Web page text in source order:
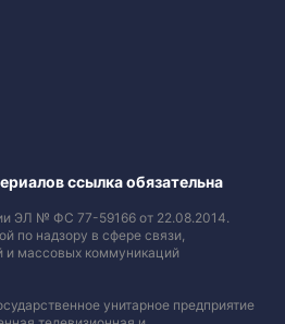
ссылка обязательна
ЭЛ № ФС 77-59166 от 22.08.2014.
по надзору в сфере связи,
и массовых коммуникаций
унитарное предприятие